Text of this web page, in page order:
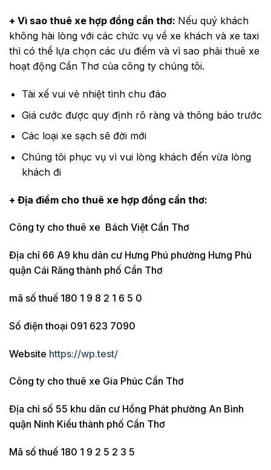
+ Vì sao thuê xe hợp đồng cần thơ: Nếu quý khách
không hài lòng với các chức vụ về xe khách và xe taxi
thì có thể lựa chọn các ưu điểm và vì sao phải thuê xe
hoạt động Cần Thơ của công ty chúng tôi.
Tài xế vui vẻ nhiệt tình chu đáo
Giá cước được quy định rõ ràng và thông báo trước
Các loại xe sạch sẽ đời mới
Chúng tôi phục vụ vì vui lòng khách đến vừa lòng
khách đi
+ Địa điểm cho thuê xe hợp đồng cần thơ:
Công ty cho thuê xe Bách Việt Cần Thơ
Địa chỉ 66 A9 khu dân cư Hưng Phú phường Hưng Phú
quận Cái Răng thành phố Cần Thơ
mã số thuế 180 1 9 8 2 1 6 5 0
Số điện thoại 091 623 7090
Website https://wp.test/
Công ty cho thuê xe Gia Phúc Cần Thơ
Địa chỉ số 55 khu dân cư Hồng Phát phường An Bình
quận Ninh Kiều thành phố Cần Thơ
Mã số thuế 180 1 9 2 5 2 3 5